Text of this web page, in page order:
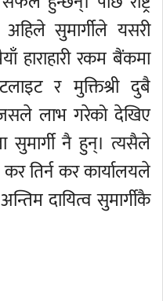
सुमार्गीले यसरी
हाराहारी रकम बैंकमा
र मुक्तिश्री दुबै
लाभ गरेको देखिए
सुमार्गी नै हुन्। त्यसैले
तिर्न कर कार्यालयले
दायित्व सुमार्गीकै